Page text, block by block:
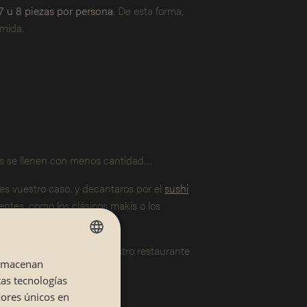
u 8 piezas por persona. De esta forma,
se llenen con menos cantidad…
vuestro caso, y decantaros por el sushi
como los clásicos makis o los
rato y os vayáis de nuestro restaurante
CATALÁN
tecnologías
únicos en